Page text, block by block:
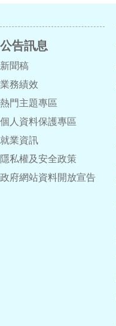
公告訊息
新聞稿
業務績效
熱門主題專區
個人資料保護專區
就業資訊
隱私權及安全政策
政府網站資料開放宣告